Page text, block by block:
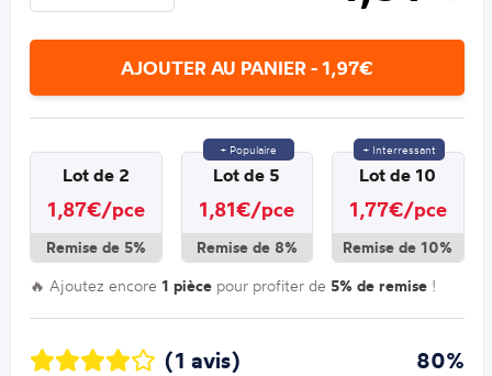
AJOUTER AU PANIER - 1,97€
Lot de 2
1,87€/pce
Remise de 5%
+ Populaire
Lot de 5
1,81€/pce
Remise de 8%
+ Interressant
Lot de 10
1,77€/pce
Remise de 10%
🔥 Ajoutez encore1 pièce pour profiter de 5% de remise !
(1 avis) 80%